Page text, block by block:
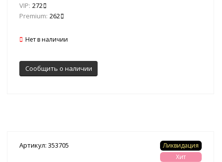
VIP: 272
Premium: 262
Нет в наличии
Сообщить о наличии
Артикул: 353705
Ликвидация
Хит